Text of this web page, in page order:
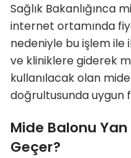
Sağlık Bakanlığınca
internet ortamında
nedeniyle bu işlem
ve kliniklere giderek
kullanılacak olan
doğrultusunda uygun
Mide Balonu
Geçer?